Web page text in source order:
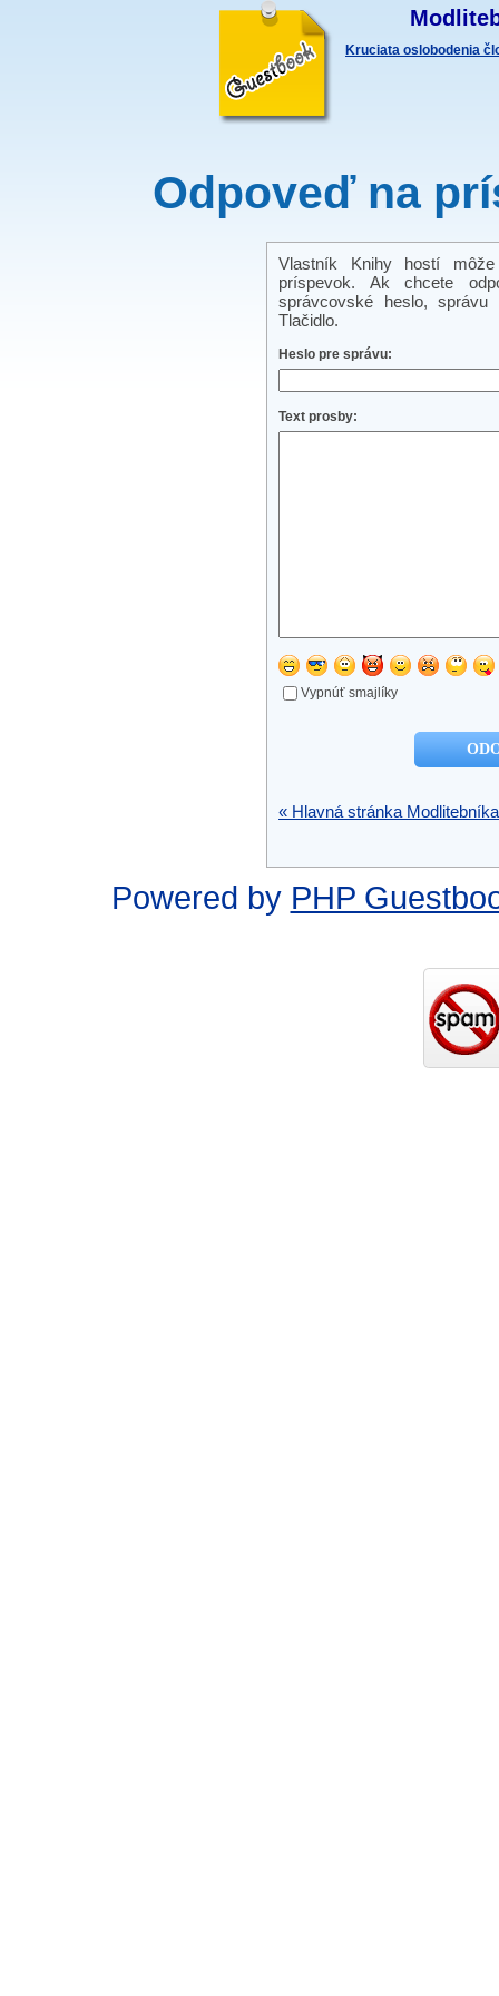
Kruciata oslobodenia
Odpoveď na
Vlastník Knihy hostí
príspevok. Ak chcete
správcovské heslo,
Tlačidlo.
Heslo pre správu:
Text prosby:
Vypnúť smajlíky
« Hlavná stránka Modlitebníka
Powered by PHP